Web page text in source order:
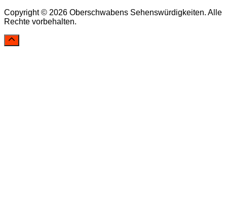
Copyright © 2026 Oberschwabens Sehenswürdigkeiten. Alle
Rechte vorbehalten.